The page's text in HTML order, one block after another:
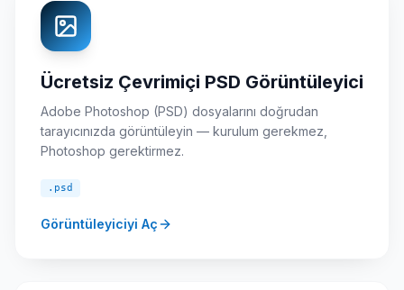
Ücretsiz Çevrimiçi PSD Görüntüleyici
Adobe Photoshop (PSD) dosyalarını doğrudan
tarayıcınızda görüntüleyin — kurulum gerekmez,
Photoshop gerektirmez.
.psd
Görüntüleyiciyi Aç